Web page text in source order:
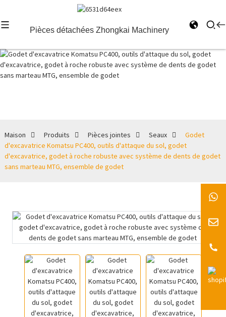
Pièces détachées Zhongkai Machinery
Seaux
Maison Produits Pièces jointes Seaux
Godet
d'excavatrice Komatsu PC400, outils d'attaque du sol, godet
d'excavatrice, godet à roche robuste avec système de dents de godet
sans marteau MTG, ensemble de godet